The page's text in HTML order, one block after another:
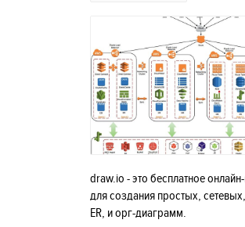
draw.io - это бесплатное
для создания простых,
ER, и орг-диаграмм.